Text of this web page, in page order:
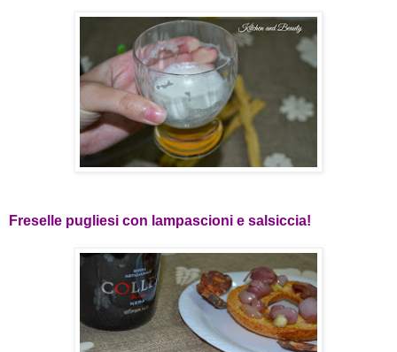
Freselle pugliesi con lampascioni e salsiccia!